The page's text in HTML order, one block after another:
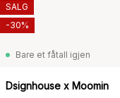
Bare et fåtall igjen
Dsignhouse x Moomin
SALG
-30%